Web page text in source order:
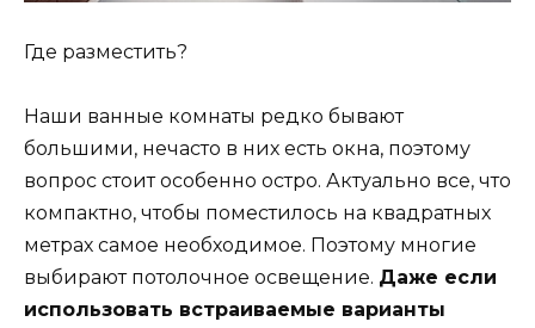
Где разместить?
Наши ванные комнаты редко бывают
большими, нечасто в них есть окна, поэтому
вопрос стоит особенно остро. Актуально все, что
компактно, чтобы поместилось на квадратных
метрах самое необходимое. Поэтому многие
выбирают потолочное освещение. Даже если
использовать встраиваемые варианты